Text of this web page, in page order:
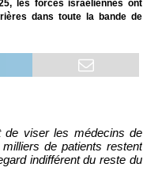
les forces israéliennes ont
dans toute la bande de
viser les médecins de
de patients restent
indifférent du reste du